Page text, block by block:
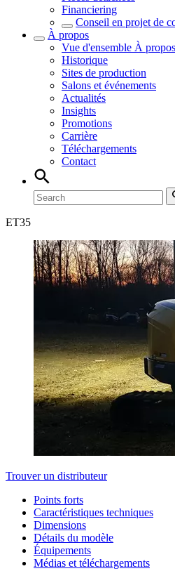
Financiering
Conseil en projet de
À propos
Vue d'ensemble À propos
Historique
Sites de production
Salons et événements
Actualités
Insights
Promotions
Carrière
Téléchargements
Contact
ET35
Trouver un distributeur
Points forts
Caractéristiques techniques
Dimensions
Détails du modèle
Équipements
Médias et téléchargements